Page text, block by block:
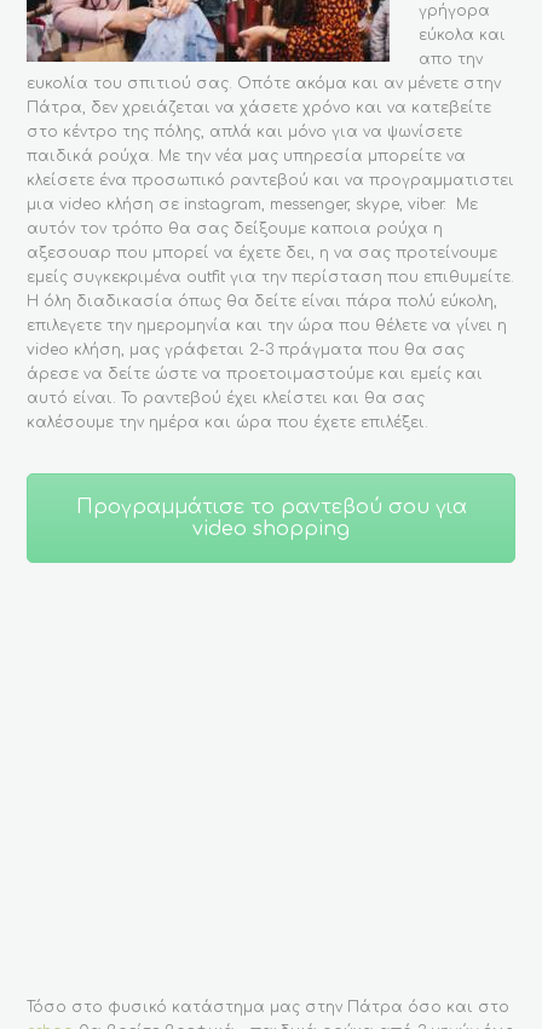
γρήγορα
εύκολα και
απο την
ευκολία του σπιτιού σας. Οπότε ακόμα και αν μένετε στην
Πάτρα, δεν χρειάζεται να χάσετε χρόνο και να κατεβείτε
στο κέντρο της πόλης, απλά και μόνο για να ψωνίσετε
παιδικά ρούχα. Με την νέα μας υπηρεσία μπορείτε να
κλείσετε ένα προσωπικό ραντεβού και να προγραμματιστει
μια video κλήση σε instagram, messenger, skype, viber. Με
αυτόν τον τρόπο θα σας δείξουμε καποια ρούχα η
αξεσουαρ που μπορεί να έχετε δει, η να σας προτείνουμε
εμείς συγκεκριμένα outfit για την περίσταση που επιθυμείτε.
Η όλη διαδικασία όπως θα δείτε είναι πάρα πολύ εύκολη,
επιλεγετε την ημερομηνία και την ώρα που θέλετε να γίνει η
video κλήση, μας γράφεται 2-3 πράγματα που θα σας
άρεσε να δείτε ώστε να προετοιμαστούμε και εμείς και
αυτό είναι. Το ραντεβού έχει κλείστει και θα σας
καλέσουμε την ημέρα και ώρα που έχετε επιλέξει.
Προγραμμάτισε το ραντεβού σου για
video shopping
Τόσο στο φυσικό κατάστημα μας στην Πάτρα όσο και στο